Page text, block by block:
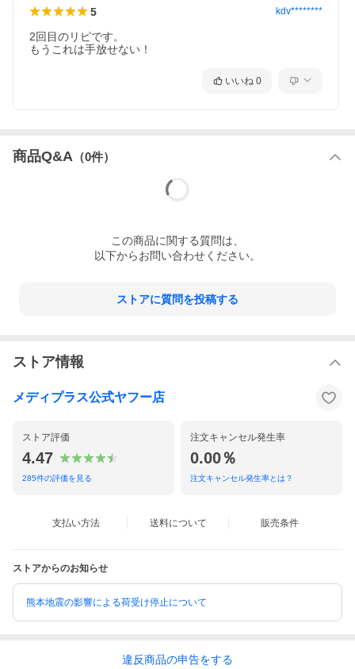
5 kdv********
2回目のリピです。
もうこれは手放せない！
いいね 0
商品Q&A （0件）
この商品に関する質問は、
以下からお問い合わせください。
ストアに質問を投稿する
ストア情報
メディプラス公式ヤフー店
ストア評価
4.47
285件の評価を見る
注文キャンセル発生率
0.00％
注文キャンセル発生率とは？
支払い方法 送料について 販売条件
ストアからのお知らせ
熊本地震の影響による荷受け停止について
違反商品の申告をする